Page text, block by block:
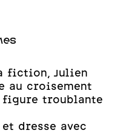
fiction, Julien
au croisement
troublante
dresse avec